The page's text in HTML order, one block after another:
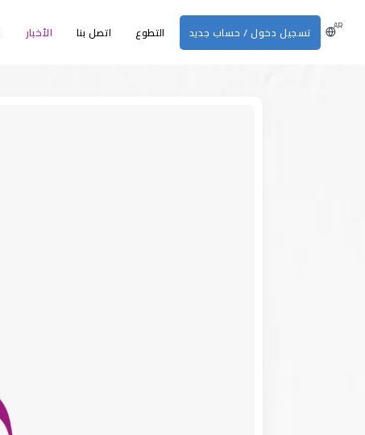
AR الأخبار اتصل بنا التطوع تسجيل دخول / حساب جديد